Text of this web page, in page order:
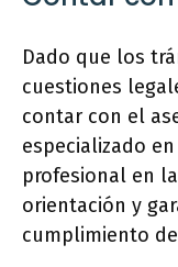
Dado que los
cuestiones
contar con el
especializado
profesional en
orientación y
cumplimiento